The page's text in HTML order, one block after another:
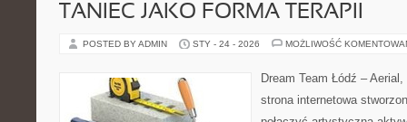
TANIEC JAKO FORMA TERAPII
POSTED BY ADMIN STY - 24 - 2026 MOŻLIWOŚĆ
Dream Team Łódź –
strona internetowa